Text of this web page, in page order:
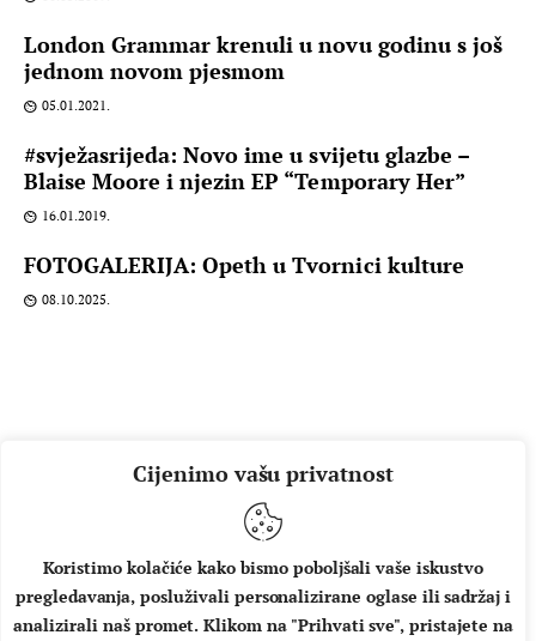
Cijenimo vašu privatnost
Koristimo kolačiće kako bismo poboljšali vaše iskustvo
pregledavanja, posluživali personalizirane oglase ili sadržaj i
analizirali naš promet. Klikom na "Prihvati sve", pristajete na
London Grammar krenuli u novu godinu s još
jednom novom pjesmom
05.01.2021.
#svježasrijeda: Novo ime u svijetu glazbe –
Blaise Moore i njezin EP “Temporary Her”
16.01.2019.
FOTOGALERIJA: Opeth u Tvornici kulture
08.10.2025.
O NAMA IMPRESSUM UVJETI KORIŠTENJA